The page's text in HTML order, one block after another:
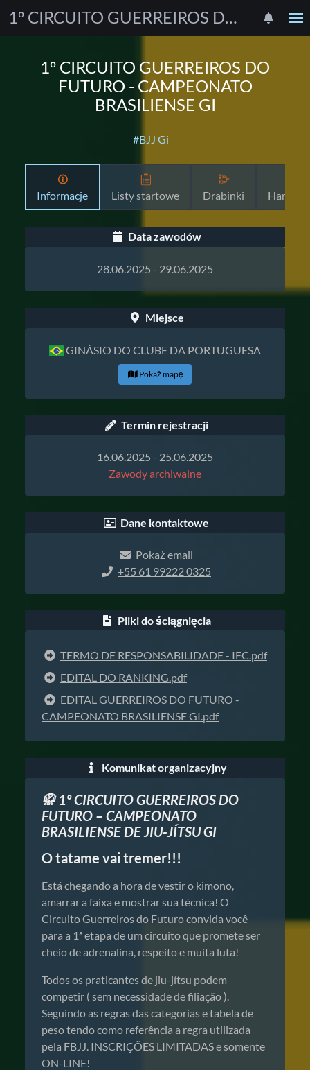
1º CIRCUITO GUERREIROS DO FUTURO - CAMPEONATO BRASILIENSE GI
1º CIRCUITO GUERREIROS DO
FUTURO - CAMPEONATO
BRASILIENSE GI
#BJJ Gi
Informacje Listy startowe Drabinki
Data zawodów
28.06.2025 - 29.06.2025
Miejsce
GINÁSIO DO CLUBE DA PORTUGUESA
Pokaż mapę
Termin rejestracji
16.06.2025 - 25.06.2025
Zawody archiwalne
Dane kontaktowe
Pokaż email
+55 61 99222 0325
Pliki do ściągnięcia
TERMO DE RESPONSABILIDADE - IFC.pdf
EDITAL DO RANKING.pdf
EDITAL GUERREIROS DO FUTURO -
CAMPEONATO BRASILIENSE GI.pdf
Komunikat organizacyjny
🥋 1º CIRCUITO GUERREIROS DO
FUTURO – CAMPEONATO
BRASILIENSE DE JIU-JÍTSU GI
O tatame vai tremer!!!
Está chegando a hora de vestir o kimono,
amarrar a faixa e mostrar sua técnica! O
Circuito Guerreiros do Futuro convida você
para a 1ª etapa de um circuito que promete ser
cheio de adrenalina, respeito e muita luta!
Todos os praticantes de jiu-jítsu podem
competir ( sem necessidade de filiação ).
Seguindo as regras das categorias e tabela de
peso tendo como referência a regra utilizada
pela FBJJ. INSCRIÇÕES LIMITADAS e somente
ON-LINE!